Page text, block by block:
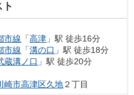
市線 「高津 」駅 徒歩16分
市線 「溝の口 」駅 徒歩18分
蔵溝ノ口 」駅 徒歩20分
崎市高津区久地２丁目